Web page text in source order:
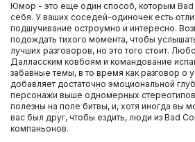
Юмор - это еще один способ, которым Bad
себя. У ваших соседей-одиночек есть
подшучивание остроумно и интересно.
подождать тихого момента, чтобы
лучших разговоров, но это того стоит.
Далласским ковбоям и командование
забавные темы, в то время как разговор о
добавляет достаточно эмоциональной
персонажи выше одномерных
полезны на поле битвы, и, хотя иногда вы
вас был друг, чтобы ездить, люди из Bad
компаньонов.